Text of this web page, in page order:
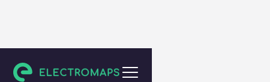
Sierre